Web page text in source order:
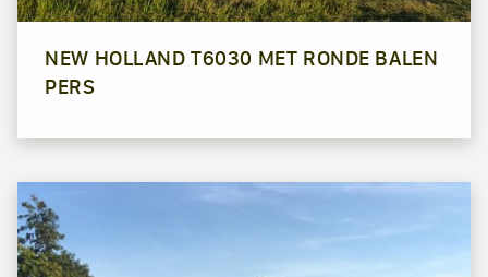
NEW HOLLAND T6030 MET RONDE BALEN
PERS